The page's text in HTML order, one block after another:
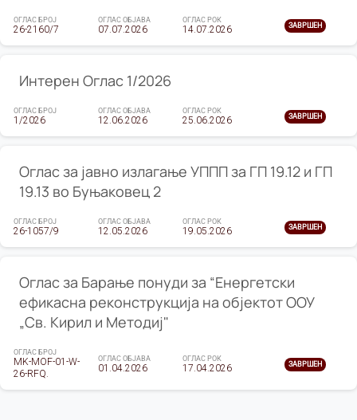
ОГЛАС БРОЈ
26-2160/7
ОГЛАС ОБЈАВА
07.07.2026
ОГЛАС РОК
14.07.2026 ЗАВРШЕН
Интерен Оглас 1/2026
ОГЛАС БРОЈ
1/2026
ОГЛАС ОБЈАВА
12.06.2026
ОГЛАС РОК
25.06.2026 ЗАВРШЕН
Оглас за јавно излагање УППП за ГП 19.12 и ГП
19.13 во Буњаковец 2
ОГЛАС БРОЈ
26-1057/9
ОГЛАС ОБЈАВА
12.05.2026
ОГЛАС РОК
19.05.2026 ЗАВРШЕН
Оглас за Барање понуди за “Енергетски
ефикасна реконструкција на објектот ООУ
„Св. Кирил и Методиј"
ОГЛАС БРОЈ
MK-MOF-01-W-
26-RFQ.
ОГЛАС ОБЈАВА
01.04.2026
ОГЛАС РОК
17.04.2026 ЗАВРШЕН